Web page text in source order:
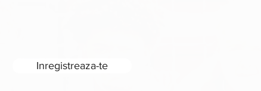
Inregistreaza-te